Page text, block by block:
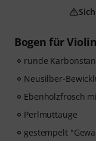
Bogen für
runde
Neusilber-
Ebenholzfrosch
Perlmuttauge
gestempelt